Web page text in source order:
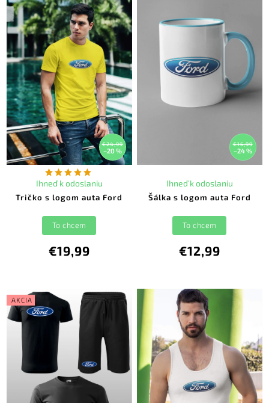
€24,99
–20 %
Tričko s logom auta Ford
Ihneď k odoslaniu
€19,99
To chcem
€16,99
–24 %
Šálka s logom auta Ford
Ihneď k odoslaniu
€12,99
To chcem
AKCIA